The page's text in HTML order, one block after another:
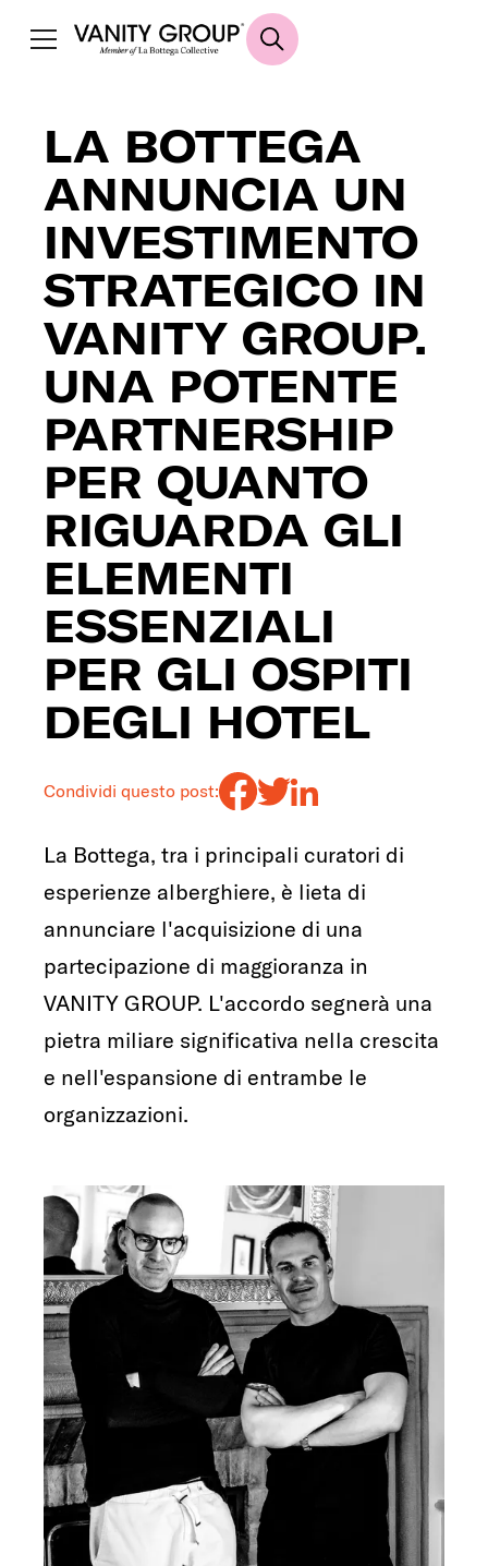
LA BOTTEGA
ANNUNCIA UN
INVESTIMENTO
STRATEGICO IN
VANITY GROUP.
UNA POTENTE
PARTNERSHIP
PER QUANTO
RIGUARDA GLI
ELEMENTI
ESSENZIALI
PER GLI OSPITI
DEGLI HOTEL
Condividi questo post:
La Bottega, tra i principali curatori di
esperienze alberghiere, è lieta di
annunciare l'acquisizione di una
partecipazione di maggioranza in
VANITY GROUP. L'accordo segnerà una
pietra miliare significativa nella crescita
e nell'espansione di entrambe le
organizzazioni.